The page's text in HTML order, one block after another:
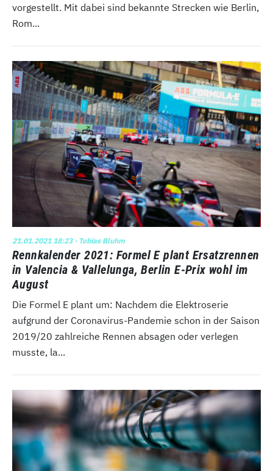
vorgestellt. Mit dabei sind bekannte Strecken wie Berlin,
Rom...
21.01.2021 18:23· Tobias Bluhm
Rennkalender 2021: Formel E plant Ersatzrennen
in Valencia & Vallelunga, Berlin E-Prix wohl im
August
Die Formel E plant um: Nachdem die Elektroserie
aufgrund der Coronavirus-Pandemie schon in der Saison
2019/20 zahlreiche Rennen absagen oder verlegen
musste, la...